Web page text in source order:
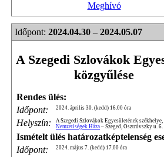
Meghívó
Időpont: 2024.04.30 – 2024.05.07
A Szegedi Szlovákok
közgyűlése
Rendes ülés:
Időpont:
2024. április 30. (kedd) 16.00 óra
Helyszín:
A Szegedi Szlovákok Egyesületének székhelye,
Nemzetiségek Háza – Szeged, Osztróvszky u. 6.
Ismételt ülés határozatképtelenség
Időpont:
2024. május 7. (kedd) 17.00 óra